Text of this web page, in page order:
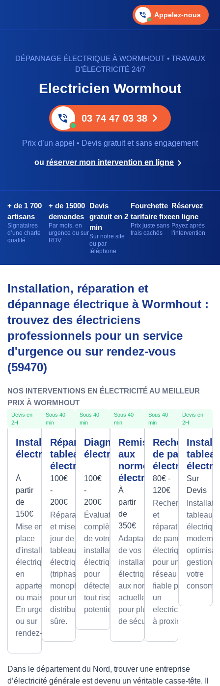
Appelez-nous
DÉPANNAGE ÉLECTRIQUE À WORMHOUT • TRAVAUX
D'ÉLECTRICITÉ 24/7
Electricien Wormhout
03 74 47 03 38
Prix d’un appel • Devis gratuit et sans engagement
ou réserver mon intervention en ligne
+ de 1 700
artisans
Signataires
d’une charte
qualité
+ de 15000
demandes
Par mois, en
urgence ou sur
RDV
Devis
gratuit en 2
min
Sur notre site
ou par
téléphone
Fourchette
tarifaire fixe
Prix juste sans
frais cachés
Réservez
en ligne
Payez après
l'intervention
Installation, réparation et
dépannage électrique à Wormhout :
trouvez des électriciens
professionnels pour un service
d'urgence ou sur rendez-vous
(59470)
NOS INTERVENTIONS EN ÉLECTRICITÉ AU MEILLEUR
PRIX À WORMHOUT
Devis en
2H
Installation
électrique
À
partir
de
150€
Mise en
place
d'installations
électriques
en
appartement
ou maison.
En urgence
ou sur
rendez-vous
Sous 40
min
Réparation
tableau
électrique
100€
-
200€
Réparations
et mises à
jour de
tableaux
électriques
(triphasé ou
monophasé)
pour une
distribution
sûre.
Sous 40
min
Diagnostic
électrique
100€
-
200€
Évaluation
complète
de votre
installation
électrique
pour
détecter
tout risque
potentiel.
Sous 40
min
Remise
aux
normes
électrique
À
partir
de
350€
Adaptation
de vos
installations
électriques
aux normes
actuelles
pour plus
de sécurité.
Sous 40
min
Recherche
de panne
électrique
80€ -
120€
Recherche
et
réparation
de pannes
électriques
pour un
réseau
fiable par
un
electricien
à proximité
Devis en
2H
Sur
Devis
tableaux
gestion
votre
Dans le département du Nord, trouver une entreprise
d’électricité générale est devenu un véritable casse-tête. Il